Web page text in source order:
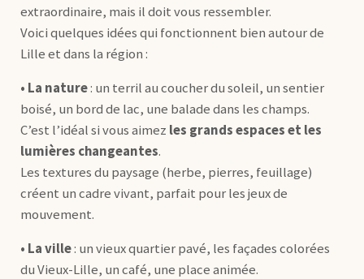
extraordinaire, mais il doit vous ressembler.
Voici quelques idées qui fonctionnent bien autour de
Lille et dans la région :
• La nature: un terril au coucher du soleil, un sentier
boisé, un bord de lac, une balade dans les champs.
C’est l’idéal si vous aimez les grands espaces et les
lumières changeantes.
Les textures du paysage (herbe, pierres, feuillage)
créent un cadre vivant, parfait pour les jeux de
mouvement.
• La ville: un vieux quartier pavé, les façades colorées
du Vieux-Lille, un café, une place animée.